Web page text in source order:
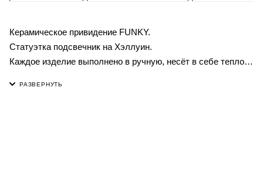
Керамическое привидение FUNKY.
Статуэтка подсвечник на Хэллуин.
Каждое изделие выполнено в ручную, несёт в себе тепло